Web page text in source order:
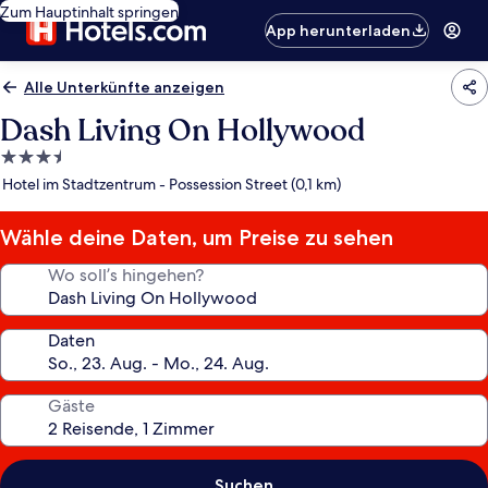
Zum Hauptinhalt springen
App herunterladen
Alle Unterkünfte anzeigen
Dash Living On Hollywood
3.5-
Sterne-
Hotel im Stadtzentrum - Possession Street (0,1 km)
Wähle deine Daten, um Preise zu sehen
Wo soll’s hingehen?
Daten
Gäste